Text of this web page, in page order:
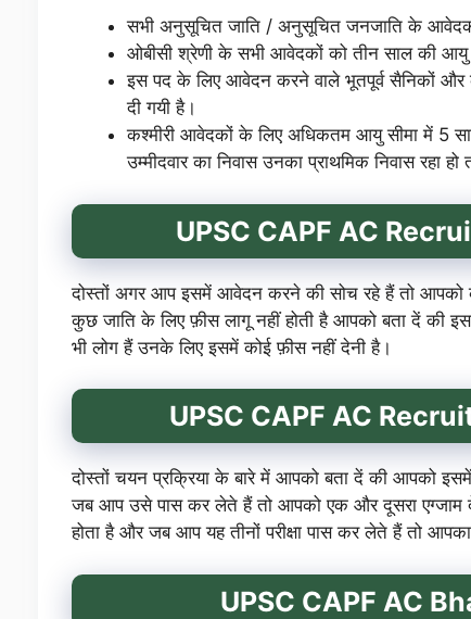
सभी अनुसूचित जाति / अनुसूचित जनजाति के
ओबीसी श्रेणी के सभी आवेदकों को तीन साल की आयु
इस पद के लिए आवेदन करने वाले भूतपूर्व सैनिकों और
दी गयी है।
कश्मीरी आवेदकों के लिए अधिकतम आयु सीमा में 5
उम्मीदवार का निवास उनका प्राथमिक निवास रहा
UPSC CAPF AC
दोस्तों अगर आप इसमें आवेदन करने की सोच रहे हैं तो आपको
कुछ जाति के लिए फ़ीस लागू नहीं होती है आपको बता दें की
भी लोग हैं उनके लिए इसमें कोई फ़ीस नहीं देनी है।
UPSC CAPF AC
दोस्तों चयन प्रक्रिया के बारे में आपको बता दें की आपको इसमें
जब आप उसे पास कर लेते हैं तो आपको एक और दूसरा एग्जाम
होता है और जब आप यह तीनों परीक्षा पास कर लेते हैं तो
UPSC CAPF AC